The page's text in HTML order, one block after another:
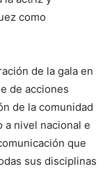
como
de la gala en
de acciones
de la comunidad
nivel nacional e
que
sus disciplinas